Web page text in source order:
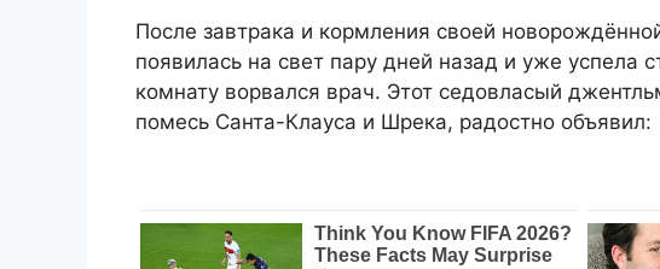
После завтрака и кормления своей
появилась на свет пару дней назад и уже успела
комнату ворвался врач. Этот седовласый
помесь Санта-Клауса и Шрека, радостно объявил: